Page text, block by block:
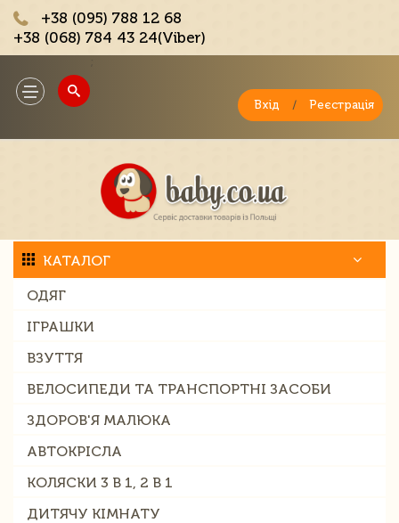
+38 (095) 788 12 68
+38 (068) 784 43 24(Viber)
Toggle
navigation
Вхід / Реєстрація
КАТАЛОГ
ОДЯГ
ІГРАШКИ
ВЗУТТЯ
ВЕЛОСИПЕДИ ТА ТРАНСПОРТНІ ЗАСОБИ
ЗДОРОВ'Я МАЛЮКА
АВТОКРІСЛА
КОЛЯСКИ 3 В 1, 2 В 1
ДИТЯЧУ КІМНАТУ